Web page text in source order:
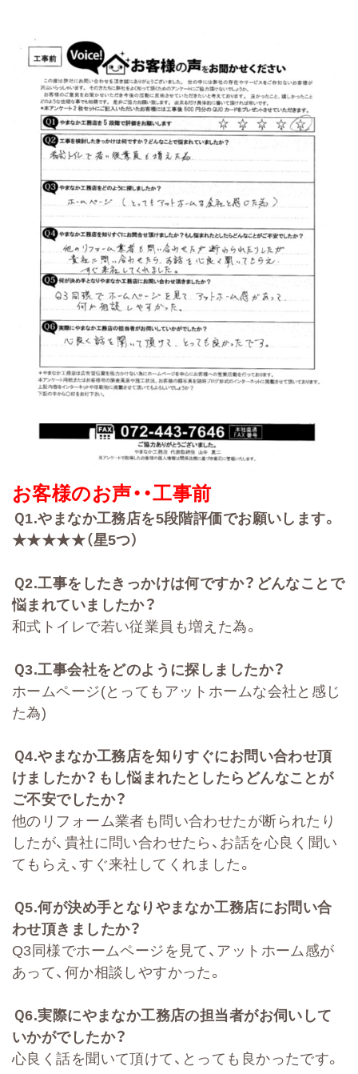
お客様のお声・・工事前
Ｑ1.やまなか工務店を5段階評価でお願いします。
★★★★★（星5つ）
Ｑ2.工事をしたきっかけは何ですか？どんなことで
悩まれていましたか？
和式トイレで若い従業員も増えた為。
Ｑ3.工事会社をどのように探しましたか？
ホームページ(とってもアットホームな会社と感じ
た為)
Ｑ4.やまなか工務店を知りすぐにお問い合わせ頂
けましたか？もし悩まれたとしたらどんなことが
ご不安でしたか？
他のリフォーム業者も問い合わせたが断られたり
したが、貴社に問い合わせたら、お話を心良く聞い
てもらえ、すぐ来社してくれました。
Ｑ5.何が決め手となりやまなか工務店にお問い合
わせ頂きましたか？
Q3同様でホームページを見て、アットホーム感が
あって、何か相談しやすかった。
Ｑ6.実際にやまなか工務店の担当者がお伺いして
いかがでしたか？
心良く話を聞いて頂けて、とっても良かったです。